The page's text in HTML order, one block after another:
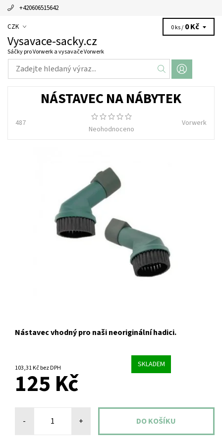
+420606515642
CZK
Vysavace-sacky.cz
Sáčky pro Vorwerk a vysavače Vorwerk
0 ks / 0 Kč
NÁSTAVEC NA NÁBYTEK
487
Neohodnoceno
Vorwerk
Nástavec vhodný pro naši neoriginální hadici.
103,31 Kč bez DPH SKLADEM
125 Kč
- +